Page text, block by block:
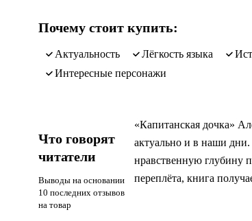
Почему стоит купить:
актуальность лёгкость языка
интересные персонажи
Что говорят
читатели
Выводы на основании
10 последних отзывов
на товар
«Капитанская дочка»
актуально и в наши дни.
нравственную глубину
переплёта, книга